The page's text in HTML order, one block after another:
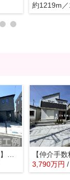
約1219m
【仲介手数料０円】厚木市第2金田 新築一戸建て 全3棟
3,790万円